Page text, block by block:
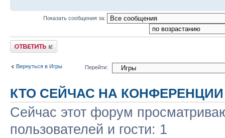
Показать сообщения за:
Ответить
Вернуться в Игры Перейти:
КТО СЕЙЧАС НА КОНФЕРЕНЦИИ
Сейчас этот форум
пользователей и гости: 1